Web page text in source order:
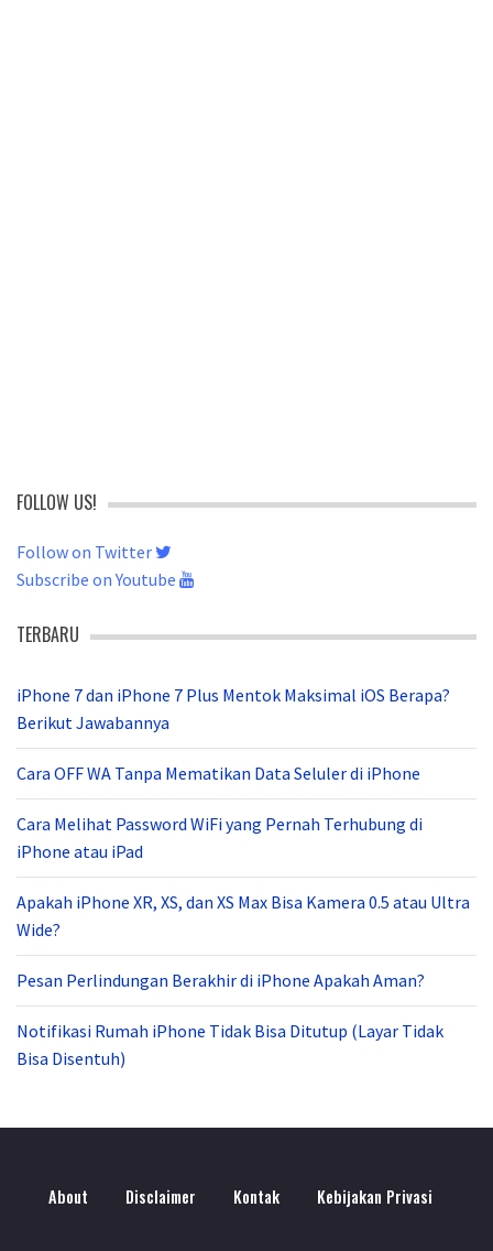
FOLLOW US!
Follow on Twitter
Subscribe on Youtube
TERBARU
iPhone 7 dan iPhone 7 Plus Mentok Maksimal iOS Berapa?
Berikut Jawabannya
Cara OFF WA Tanpa Mematikan Data Seluler di iPhone
Cara Melihat Password WiFi yang Pernah Terhubung di
iPhone atau iPad
Apakah iPhone XR, XS, dan XS Max Bisa Kamera 0.5 atau Ultra
Wide?
Pesan Perlindungan Berakhir di iPhone Apakah Aman?
Notifikasi Rumah iPhone Tidak Bisa Ditutup (Layar Tidak
Bisa Disentuh)
About Disclaimer Kontak Kebijakan Privasi